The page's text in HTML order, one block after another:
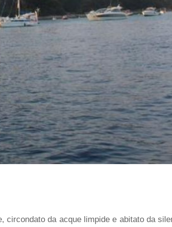
da acque limpide e abitato da